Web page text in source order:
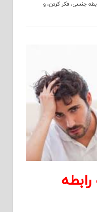
جنسی،فکر کردن، و